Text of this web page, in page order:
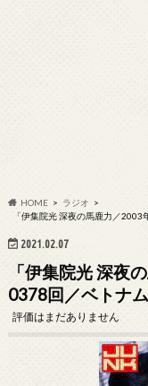
HOME
ラジオ
「伊集院光 深夜の馬鹿力／
2021.02.07
「伊集院光 深夜
0378回／ベトナ
評価はまだありません